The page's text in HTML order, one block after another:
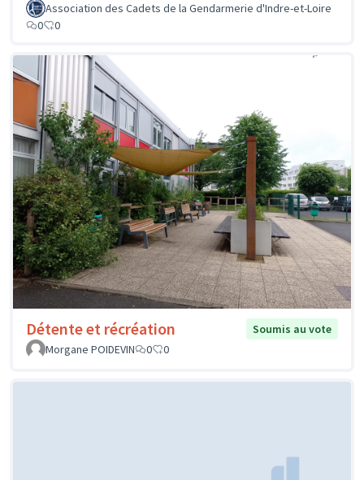
Association des Cadets de la Gendarmerie d'Indre-et-Loire
0
0
Détente et récréation
Soumis au vote
Morgane POIDEVIN
0 0